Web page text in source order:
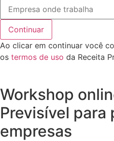
Continuar
Ao clicar em continuar você
os termos de uso da Receita
Workshop
Previsível para
empresas